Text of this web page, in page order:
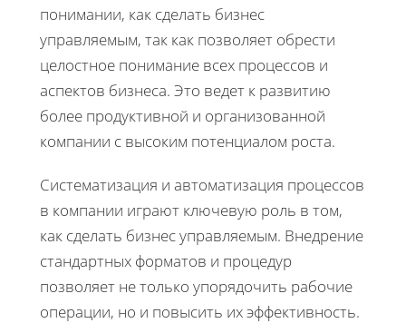
понимании, как сделать бизнес
управляемым, так как позволяет обрести
целостное понимание всех процессов и
аспектов бизнеса. Это ведет к развитию
более продуктивной и организованной
компании с высоким потенциалом роста.
Систематизация и автоматизация процессов
в компании играют ключевую роль в том,
как сделать бизнес управляемым. Внедрение
стандартных форматов и процедур
позволяет не только упорядочить рабочие
операции, но и повысить их эффективность.